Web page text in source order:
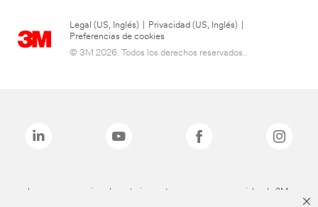
Legal (US, Inglés) Privacidad (US, Inglés)
Preferencias de cookies
© 3M 2026. Todos los derechos reservados..
Las marcas mencionadas anteriormente son marcas comerciales de 3M.